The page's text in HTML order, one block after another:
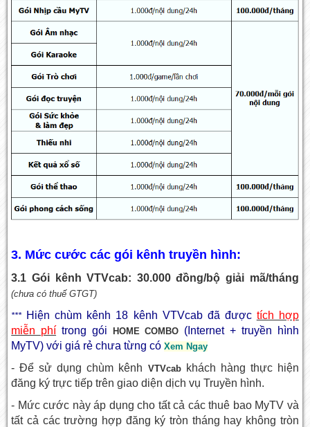
3. Mức cước các gói kênh truyền hình:
3.1 Gói kênh VTVcab: 30.000 đồng/bộ giải mã/tháng
(chưa có thuế GTGT)
***Hiện chùm kênh 18 kênh VTVcab đã được tích hợp
miễn phí trong gói HOME COMBO (Internet + truyền hình
MyTV) với giá rẻ chưa từng cóXem Ngay
- Để sử dụng chùm kênh VTVcabkhách hàng thực hiện
đăng ký trực tiếp trên giao diện dịch vụ Truyền hình.
- Mức cước này áp dụng cho tất cả các thuê bao MyTV và
tất cả các trường hợp đăng ký tròn tháng hay không tròn